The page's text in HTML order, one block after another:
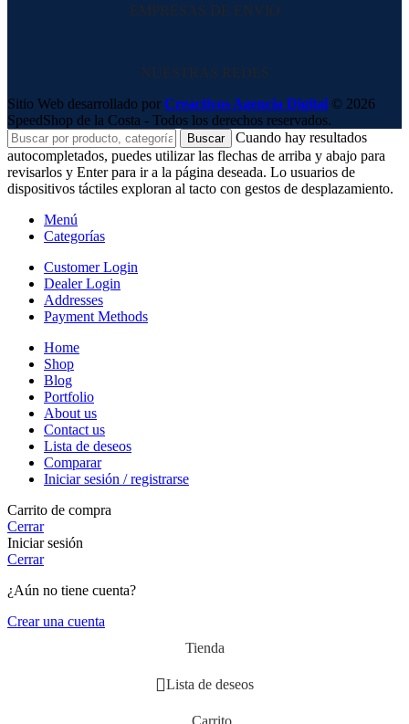
EMPRESAS DE ENVIO
NUESTRAS REDES
Sitio Web desarrollado por Creactivos Agencia Digital © 2026
SpeedShop de la Costa - Todos los derechos reservados.
Buscar
Cuando hay resultados
autocompletados, puedes utilizar las flechas de arriba y abajo para
revisarlos y Enter para ir a la página deseada. Lo usuarios de
dispositivos táctiles exploran al tacto con gestos de desplazamiento.
Menú
Categorías
Customer Login
Dealer Login
Addresses
Payment Methods
Home
Shop
Blog
Portfolio
About us
Contact us
Lista de deseos
Comparar
Iniciar sesión / registrarse
Carrito de compra
Cerrar
Iniciar sesión
Cerrar
¿Aún no tiene cuenta?
Crear una cuenta
Tienda
Lista de deseos
Carrito